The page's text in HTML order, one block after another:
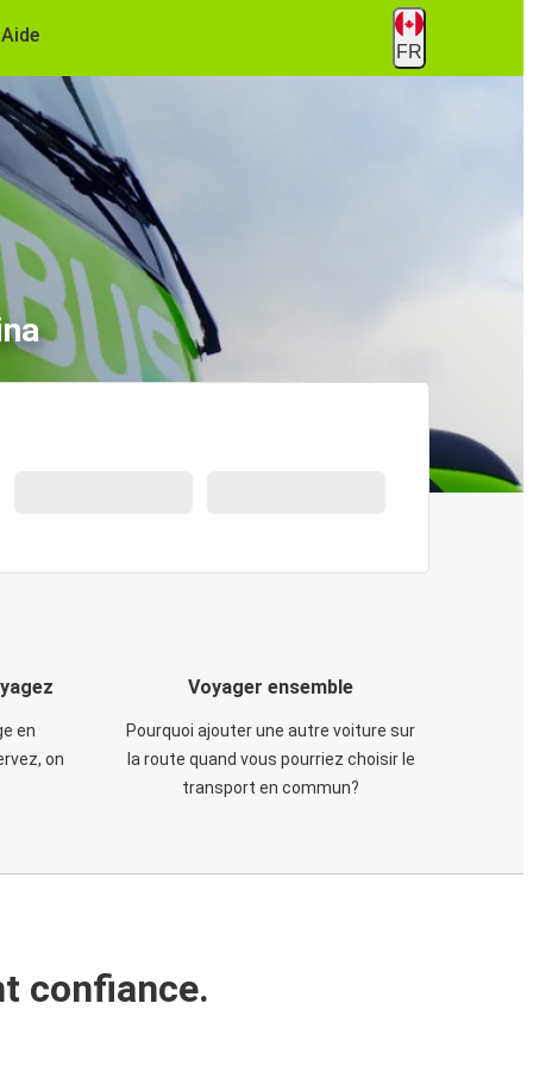
Aide
FR
en
on
Voyager ensemble
Pourquoi ajouter une autre voiture sur
la route quand vous pourriez choisir le
transport en commun?
confiance.